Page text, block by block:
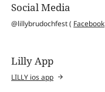
Social Media
@lillybrudochfest ( Facebook
Lilly App
LILLY ios app